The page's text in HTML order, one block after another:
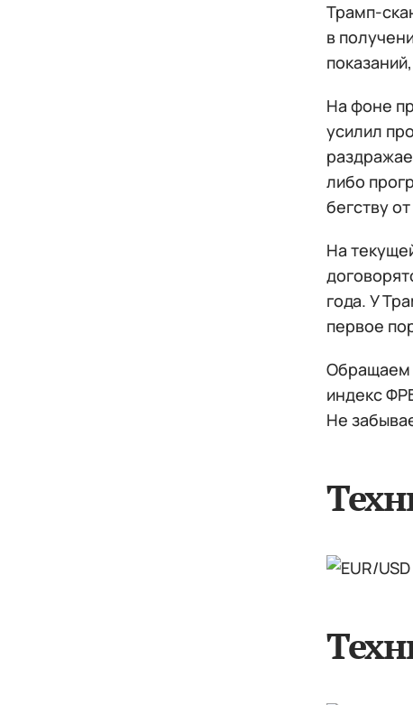
Трамп-
в
На фоне
усилил
либо
бегству
На
года. У
первое
Обращаем
индекс
Не